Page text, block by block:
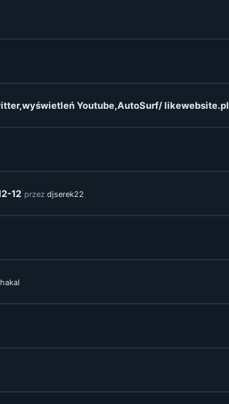
Youtube,AutoSurf/ likewebsite.pl
12 przez djserek22